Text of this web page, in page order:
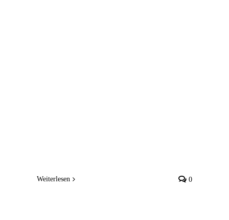
Weiterlesen 0